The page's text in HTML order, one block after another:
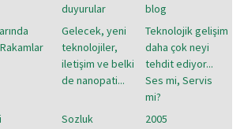
duyurular
blog
Gelecek, yeni
teknolojiler,
iletişim ve belki
de nanopati...
Teknolojik gelişim
daha çok neyi
tehdit ediyor...
Ses mi, Servis
mi?
Sozluk
2005